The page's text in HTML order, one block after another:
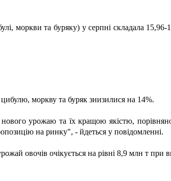
моркви та буряку) усерпні складала
моркву та буряк знизилися на 14%.
урожаю та їх кращою якістю,
на ринку", - йдеться у повідомленні.
овочів очікується на рівні 8,9 млн т